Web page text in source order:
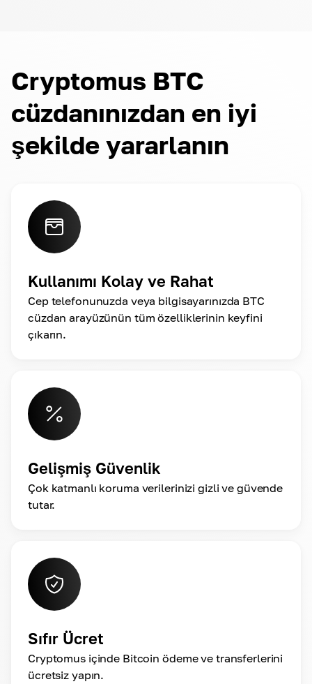
Cryptomus BTC
cüzdanınızdan en iyi
şekilde yararlanın
Kullanımı Kolay ve Rahat
Cep telefonunuzda veya bilgisayarınızda BTC
cüzdan arayüzünün tüm özelliklerinin keyfini
çıkarın.
Gelişmiş Güvenlik
Çok katmanlı koruma verilerinizi gizli ve güvende
tutar.
Sıfır Ücret
Cryptomus içinde Bitcoin ödeme ve transferlerini
ücretsiz yapın.